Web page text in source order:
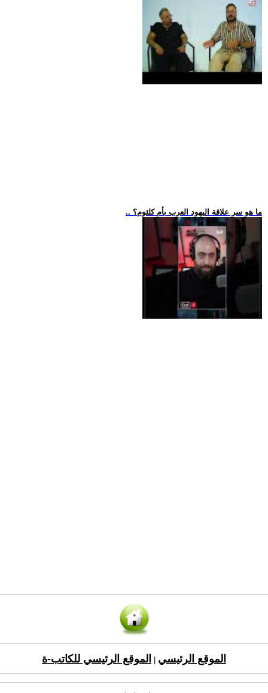
.. ما هو سر علاقة اليهود العرب بأم كلثوم؟
الموقع الرئيسي الموقع الرئيسي للكاتب-ة